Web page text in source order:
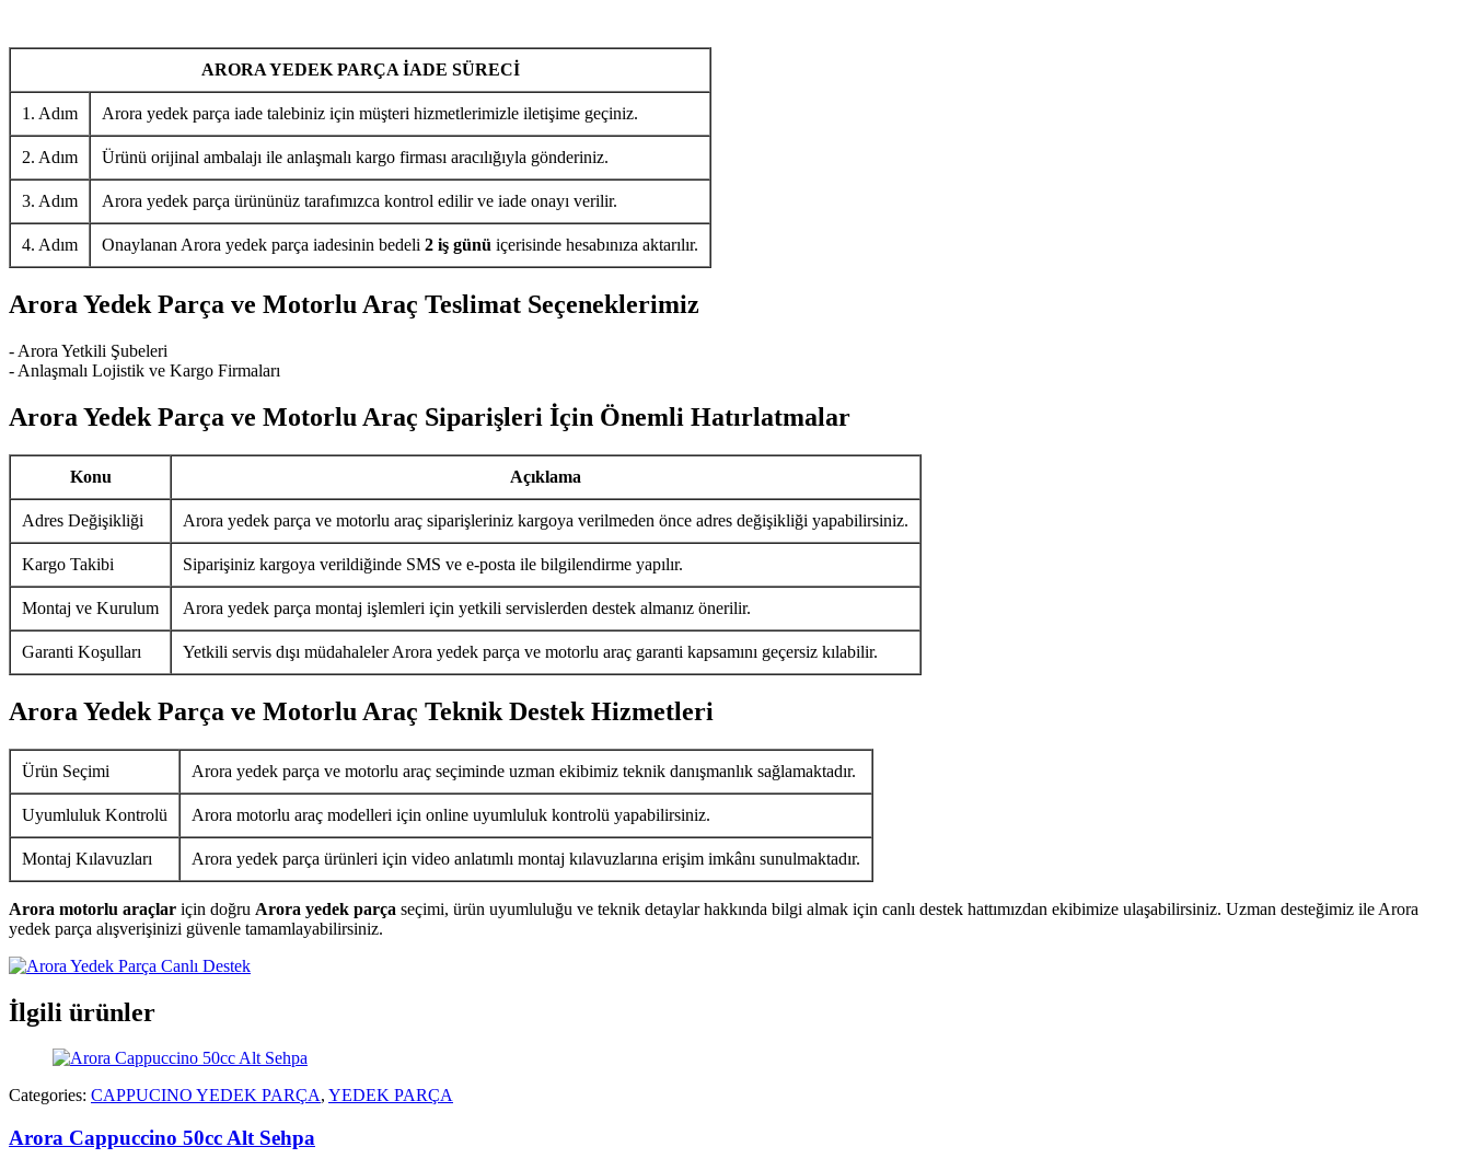
ARORA YEDEK PARÇA İADE SÜRECİ
1. Adım Arora yedek parça iade talebiniz için müşteri hizmetlerimizle iletişime geçiniz.
2. Adım Ürünü orijinal ambalajı ile anlaşmalı kargo firması aracılığıyla gönderiniz.
3. Adım Arora yedek parça ürününüz tarafımızca kontrol edilir ve iade onayı verilir.
4. Adım Onaylanan Arora yedek parça iadesinin bedeli 2 iş günü içerisinde hesabınıza aktarılır.
Arora Yedek Parça ve Motorlu Araç Teslimat Seçeneklerimiz
- Arora Yetkili Şubeleri
- Anlaşmalı Lojistik ve Kargo Firmaları
Arora Yedek Parça ve Motorlu Araç Siparişleri İçin Önemli Hatırlatmalar
Konu Açıklama
Adres Değişikliği Arora yedek parça ve motorlu araç siparişleriniz kargoya verilmeden önce adres değişikliği yapabilirsiniz.
Kargo Takibi Siparişiniz kargoya verildiğinde SMS ve e-posta ile bilgilendirme yapılır.
Montaj ve Kurulum Arora yedek parça montaj işlemleri için yetkili servislerden destek almanız önerilir.
Garanti Koşulları Yetkili servis dışı müdahaleler Arora yedek parça ve motorlu araç garanti kapsamını geçersiz kılabilir.
Arora Yedek Parça ve Motorlu Araç Teknik Destek Hizmetleri
Ürün Seçimi Arora yedek parça ve motorlu araç seçiminde uzman ekibimiz teknik danışmanlık sağlamaktadır.
Uyumluluk Kontrolü Arora motorlu araç modelleri için online uyumluluk kontrolü yapabilirsiniz.
Montaj Kılavuzları Arora yedek parça ürünleri için video anlatımlı montaj kılavuzlarına erişim imkânı sunulmaktadır.
Arora motorlu araçlar için doğru Arora yedek parça seçimi, ürün uyumluluğu ve teknik detaylar hakkında bilgi almak için canlı destek hattımızdan ekibimize ulaşabilirsiniz. Uzman desteğimiz ile Arora
yedek parça alışverişinizi güvenle tamamlayabilirsiniz.
İlgili ürünler
Categories: CAPPUCINO YEDEK PARÇA, YEDEK PARÇA
Arora Cappuccino 50cc Alt Sehpa